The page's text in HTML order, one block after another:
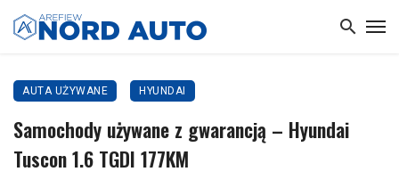
AUTA UŻYWANE HYUNDAI
Samochody używane z gwarancją – Hyundai
Tuscon 1.6 TGDI 177KM